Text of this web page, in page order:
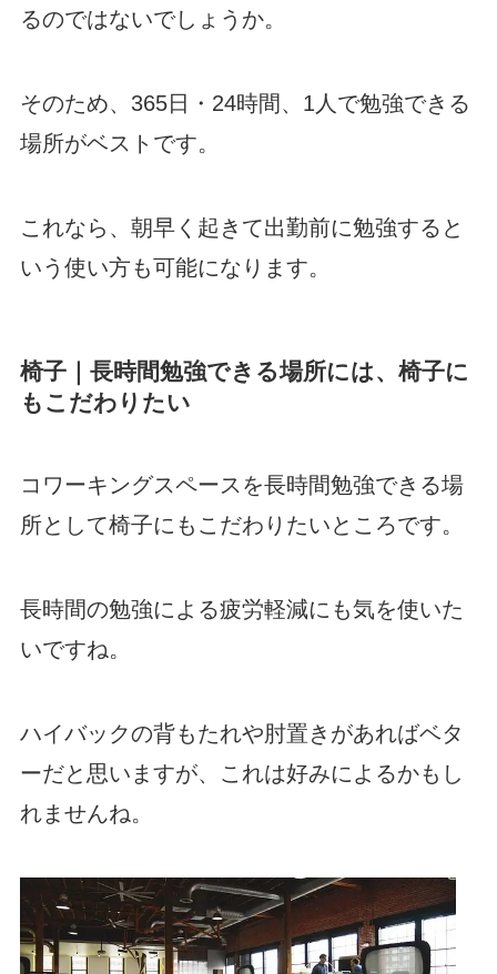
るのではないでしょうか。
そのため、365日・24時間、1人で勉強できる
場所がベストです。
これなら、朝早く起きて出勤前に勉強すると
いう使い方も可能になります。
椅子｜長時間勉強できる場所には、椅子に
もこだわりたい
コワーキングスペースを長時間勉強できる場
所として椅子にもこだわりたいところです。
長時間の勉強による疲労軽減にも気を使いた
いですね。
ハイバックの背もたれや肘置きがあればベタ
ーだと思いますが、これは好みによるかもし
れませんね。